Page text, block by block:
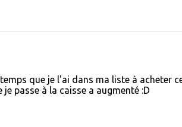
que je l'ai dans ma liste à acheter
passe à la caisse a augmenté :D